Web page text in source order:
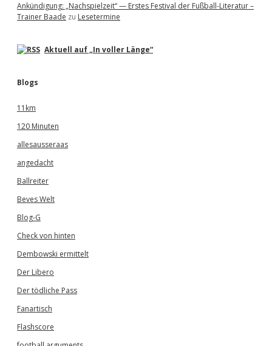
Ankündigung: „Nachspielzeit“ — Erstes Festival der Fußball-Literatur –
Trainer Baade zu Lesetermine
Aktuell auf „In voller Länge“
Blogs
11km
120 Minuten
allesausseraas
angedacht
Ballreiter
Beves Welt
Blog-G
Check von hinten
Dembowski ermittelt
Der Libero
Der tödliche Pass
Fanartisch
Flashscore